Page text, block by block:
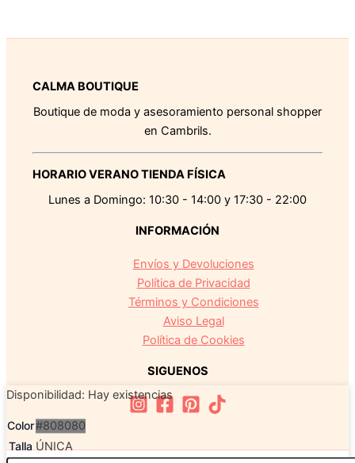
CALMA BOUTIQUE
Boutique de moda y asesoramiento personal shopper
en Cambrils.
HORARIO VERANO TIENDA FÍSICA
Lunes a Domingo: 10:30 - 14:00 y 17:30 - 22:00
INFORMACIÓN
Envíos y Devoluciones
Política de Privacidad
Términos y Condiciones
Aviso Legal
Política de Cookies
SIGUENOS
Disponibilidad: Hay existencias
Color#808080
Talla ÚNICA
Gorro
Pompon
Gris
cantidad